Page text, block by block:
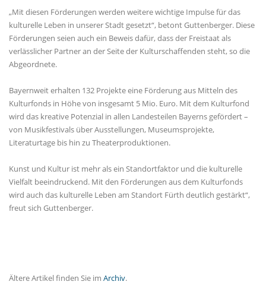
Mit diesen Förderungen werden weitere wichtige Impulse für das
kulturelle Leben in unserer Stadt gesetzt“, betont Guttenberger. Diese
Förderungen seien auch ein Beweis dafür, dass der Freistaat als
verlässlicher Partner an der Seite der Kulturschaffenden steht, so die
Abgeordnete.
Bayernweit erhalten 132 Projekte eine Förderung aus Mitteln des
Kulturfonds in Höhe von insgesamt 5 Mio. Euro. Mit dem Kulturfond
wird das kreative Potenzial in allen Landesteilen Bayerns gefördert –
von Musikfestivals über Ausstellungen, Museumsprojekte,
Literaturtage bis hin zu Theaterproduktionen.
Kunst und Kultur ist mehr als ein Standortfaktor und die kulturelle
Vielfalt beeindruckend. Mit den Förderungen aus dem Kulturfonds
wird auch das kulturelle Leben am Standort Fürth deutlich gestärkt“,
freut sich Guttenberger.
Ältere Artikel finden Sie im Archiv.